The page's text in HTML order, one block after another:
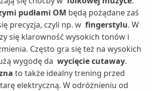
pudłami OM będą pożądane zaś
precyzja, czyli np. w fingerstylu. W
się klarowność wysokich tonów i
Często gra się też na wysokich
wygodę da wycięcie cutaway.
to także idealny trening przed
elektryczną. W odróżnieniu od